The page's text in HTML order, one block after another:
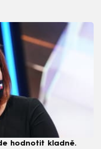
hodnotit kladně.